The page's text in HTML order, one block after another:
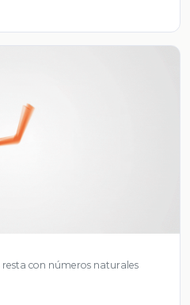
con números naturales